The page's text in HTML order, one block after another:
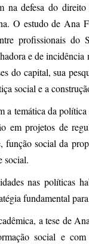
defesa do direito
O estudo de Ana
profissionais do
e de
do capital, sua
social e a
temática da
em projetos de
função social da
social.
nas políticas
fundamental
a tese de
social e